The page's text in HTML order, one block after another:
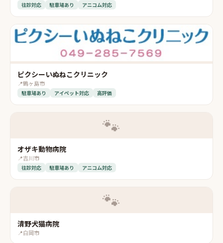
往診対応 駐車場あり アニコム対応
ピクシーいぬねこクリニック
📍鶴ヶ島市
駐車場あり アイペット対応 高評価
🐾
オザキ動物病院
📍吉川市
往診対応 駐車場あり アニコム対応
🐾
清野犬猫病院
📍白岡市